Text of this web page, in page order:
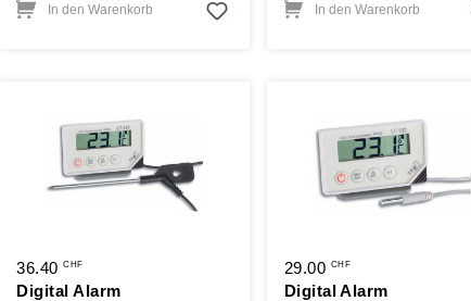
In den Warenkorb In den Warenkorb
36.40CHF
Digital Alarm
29.00 CHF
Digital Alarm